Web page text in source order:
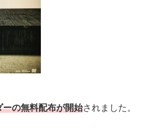
の無料配布が開始されました。